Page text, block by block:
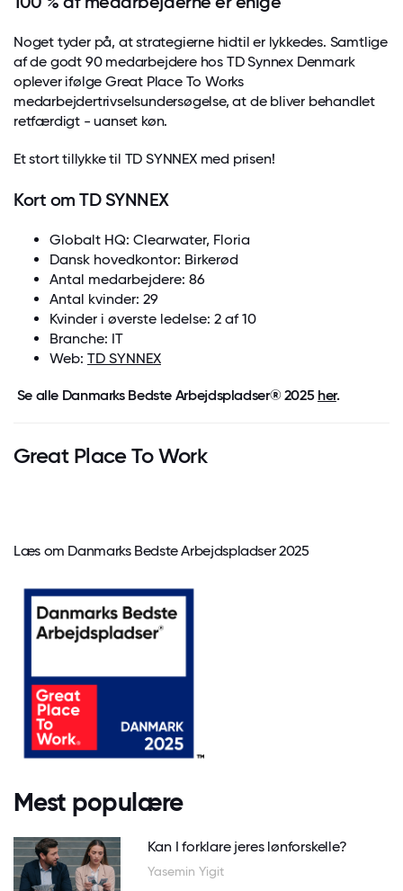
Noget tyder på, at strategierne hidtil er lykkedes. Samtlige
af de godt 90 medarbejdere hos TD Synnex Denmark
oplever ifølge Great Place To Works
medarbejdertrivselsundersøgelse, at de bliver behandlet
retfærdigt - uanset køn.
Et stort tillykke til TD SYNNEX med prisen!
Kort om TD SYNNEX
Globalt HQ: Clearwater, Floria
Dansk hovedkontor: Birkerød
Antal medarbejdere: 86
Antal kvinder: 29
Kvinder i øverste ledelse: 2 af 10
Branche: IT
Web: TD SYNNEX
Se alle Danmarks Bedste Arbejdspladser® 2025 her.
Great Place To Work
Læs om Danmarks Bedste Arbejdspladser 2025
Mest populære
Kan I forklare jeres lønforskelle?
Yasemin Yigit